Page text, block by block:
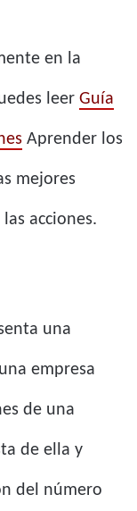
en la
leer Guía
Aprender los
mejores
acciones.
una
empresa
de una
de ella y
del número